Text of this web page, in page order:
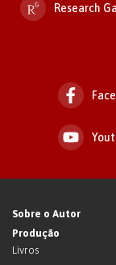
Research
Sobre o Autor
Produção
Livros